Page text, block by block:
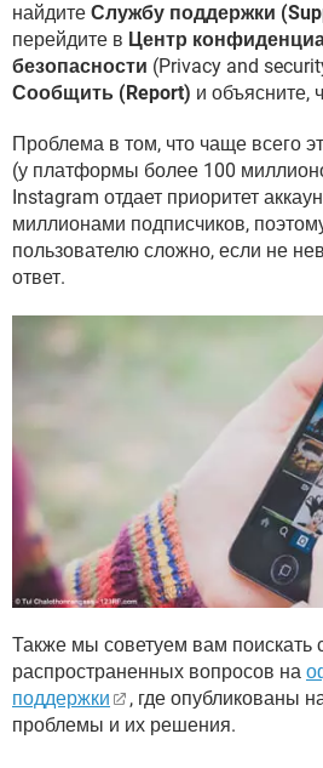
найдите Службу поддержки
перейдите в Центр
безопасности (Privacy and
Сообщить (Report) и объясните,
Проблема в том, что чаще всего
(у платформы более 100
Instagram отдает приоритет
миллионами подписчиков,
пользователю сложно, если не
ответ.
Также мы советуем вам поискать
распространенных вопросов на
поддержки
, где опубликованы
проблемы и их решения.